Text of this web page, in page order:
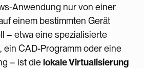
Anwendung nur von einer
einem bestimmten Gerät
– etwa eine spezialisierte
ein CAD-Programm oder eine
– ist dielokale Virtualisierung